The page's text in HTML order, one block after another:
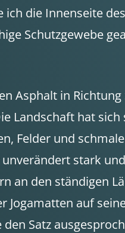
die Innenseite
Schutzgewebe
Asphalt in
Landschaft hat
Felder und
stark
an den ständigen
auf
Satz